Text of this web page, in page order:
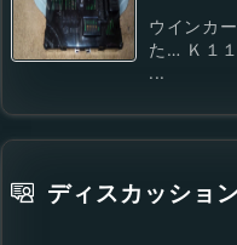
ウインカ
た… Ｋ１
...
ディスカッション